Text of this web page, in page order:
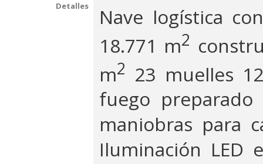
Detalles
Nave logística
18.771 m2
m2 23 muelles
fuego
maniobras para
Iluminación LED